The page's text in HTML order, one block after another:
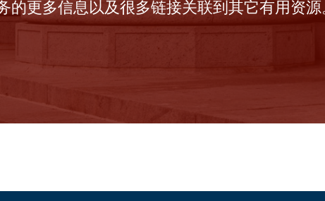
更多信息以及很多链接关联到其它有用资源